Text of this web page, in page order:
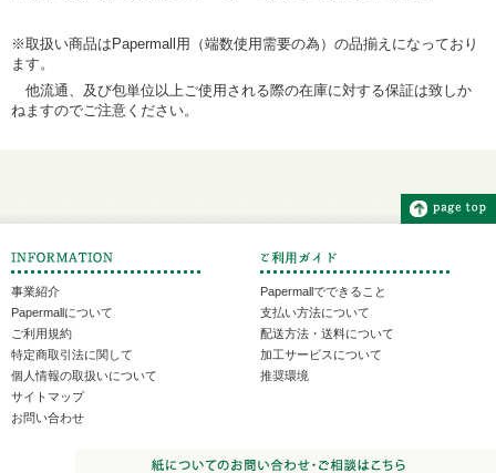
※取扱い商品はPapermall用（端数使用需要の為）の品揃えになっており
ます。
他流通、及び包単位以上ご使用される際の在庫に対する保証は致しか
ねますのでご注意ください。
事業紹介
Papermallについて
ご利用規約
特定商取引法に関して
個人情報の取扱いについて
サイトマップ
お問い合わせ
Papermallでできること
支払い方法について
配送方法・送料について
加工サービスについて
推奨環境